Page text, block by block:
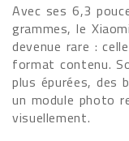
Avec ses 6,3
grammes, le
devenue rare :
format contenu.
plus épurées, des
un module photo
visuellement.